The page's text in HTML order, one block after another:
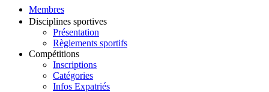
Membres
Disciplines sportives
Présentation
Règlements sportifs
Compétitions
Inscriptions
Catégories
Infos Expatriés